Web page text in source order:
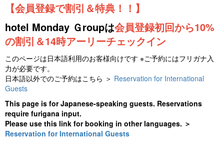
【会員登録で割引＆特典！！】
hotel Monday Ｇroupは会員登録初回から10%
の割引＆14時アーリーチェックイン
このページは日本語利用のお客様向けです ※ご予約にはフリガナ入
力が必要です。
日本語以外でのご予約はこちら ＞ Reservation for International
Guests
This page is for Japanese-speaking guests. Reservations
require furigana input.
Please use this link for booking in other languages. ＞
Reservation for International Guests